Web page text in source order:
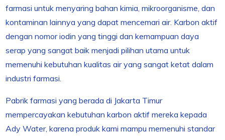
farmasi untuk menyaring bahan kimia, mikroorganisme, dan
kontaminan lainnya yang dapat mencemari air. Karbon aktif
dengan nomor iodin yang tinggi dan kemampuan daya
serap yang sangat baik menjadi pilihan utama untuk
memenuhi kebutuhan kualitas air yang sangat ketat dalam
industri farmasi.
Pabrik farmasi yang berada di Jakarta Timur
mempercayakan kebutuhan karbon aktif mereka kepada
Ady Water, karena produk kami mampu memenuhi standar